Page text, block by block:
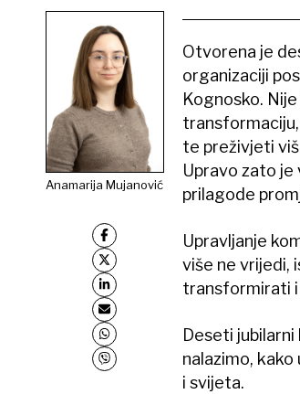
Anamarija Mujanović
Otvorena je
organizaciji
Kognosko.
te preživjeti
Upravo zato je
prilagode
Upravljanje
više ne vrijedi,
transformirati i
Deseti
nalazimo,
i svijeta.